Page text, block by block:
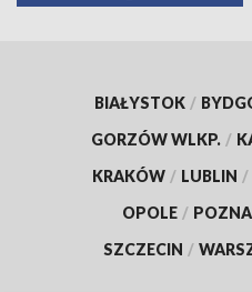
BIAŁYSTOK /
GORZÓW WLKP. /
KRAKÓW / LUBLIN /
OPOLE /
SZCZECIN /